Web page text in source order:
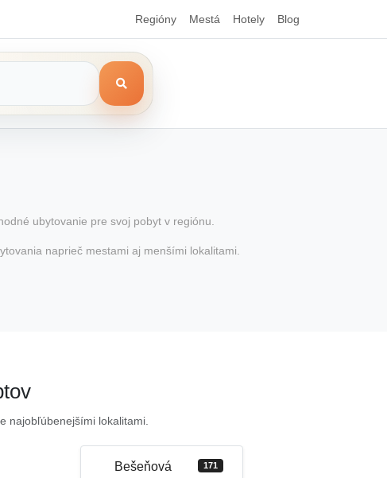
Regióny Mestá Hotely Blog
ubytovanie pre svoj pobyt v regiónu.
naprieč mestami aj menšími lokalitami.
najobľúbenejšími lokalitami.
Bešeňová 171